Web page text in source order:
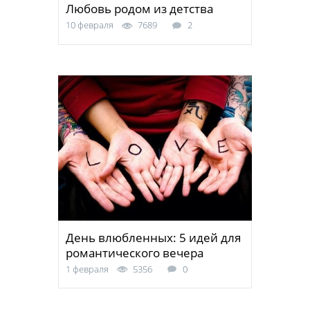
Любовь родом из детства
10 февраля 7689 2
День влюбленных: 5 идей для
романтического вечера
1 февраля 5356 0